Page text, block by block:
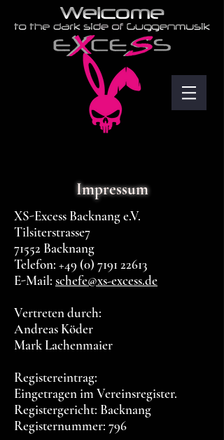
Impressum
XS-Excess Backnang e.V.
Tilsiterstrasse7
71552 Backnang
Telefon: +49 (0) 7191 22613
E-Mail: schefe@xs-excess.de
Vertreten durch:
Andreas Köder
Mark Lachenmaier
Registereintrag:
Eingetragen im Vereinsregister.
Registergericht: Backnang
Registernummer: 796